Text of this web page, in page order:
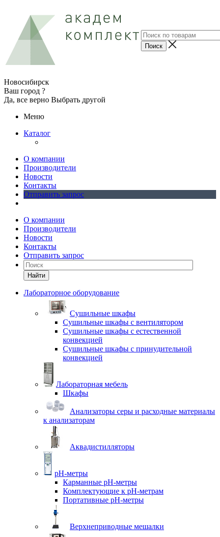
Новосибирск
Ваш город ?
Да, все верно Выбрать другой
Меню
Каталог
О компании
Производители
Новости
Контакты
Отправить запрос
О компании
Производители
Новости
Контакты
Отправить запрос
Найти
Лабораторное оборудование
Cушильные шкафы
Сушильные шкафы с вентилятором
Сушильные шкафы с естественной
конвекцией
Сушильные шкафы с принудительной
конвекцией
Лабораторная мебель
Шкафы
Анализаторы серы и расходные материалы
к анализаторам
Аквадистилляторы
pH-метры
Карманные pH-метры
Комплектующие к pH-метрам
Портативные pH-метры
Верхнеприводные мешалки